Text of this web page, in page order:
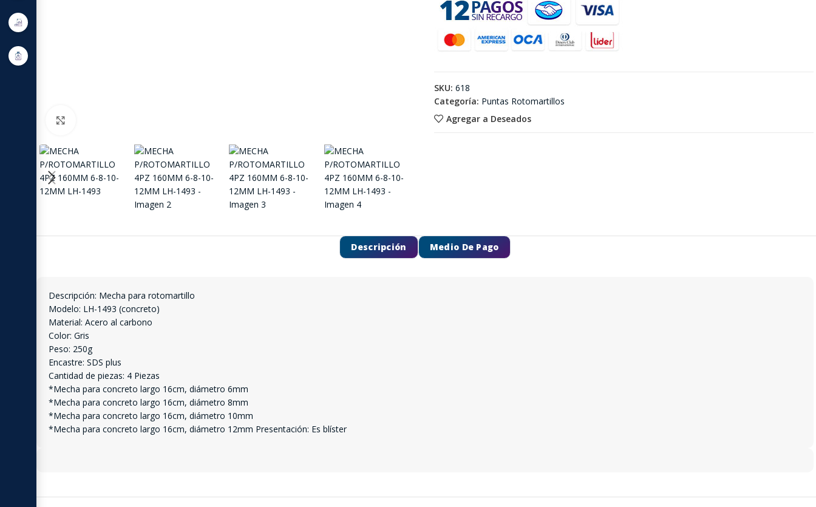
Agregar a Deseados
SKU: 618
Categoría: Puntas Rotomartillos
Descripción Medio De Pago
Descripción: Mecha para rotomartillo
Modelo: LH-1493 (concreto)
Material: Acero al carbono
Color: Gris
Peso: 250g
Encastre: SDS plus
Cantidad de piezas: 4 Piezas
*Mecha para concreto largo 16cm, diámetro 6mm
*Mecha para concreto largo 16cm, diámetro 8mm
*Mecha para concreto largo 16cm, diámetro 10mm
*Mecha para concreto largo 16cm, diámetro 12mm Presentación: Es blíster